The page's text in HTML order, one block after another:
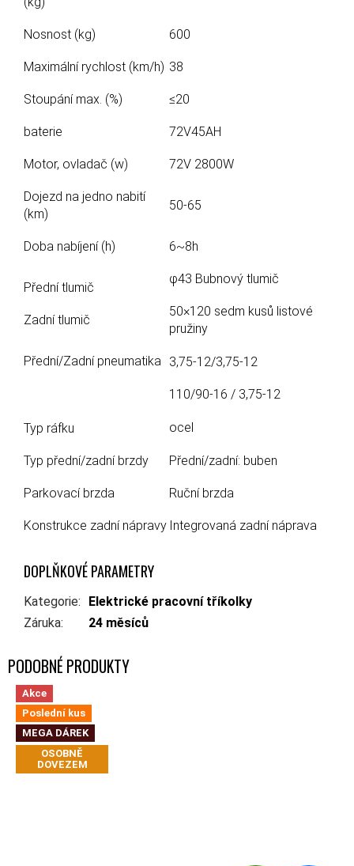
Nosnost (kg) 600
Maximální rychlost (km/h) 38
Stoupání max. (%) ≤20
baterie 72V45AH
Motor, ovladač (w) 72V 2800W
Dojezd na jedno nabití
(km)
50-65
Doba nabíjení (h) 6~8h
Přední tlumič
Zadní tlumič
φ43 Bubnový tlumič
50×120 sedm kusů listové
pružiny
Přední/Zadní pneumatika
Typ ráfku
3,75-12/3,75-12
110/90-16 / 3,75-12
ocel
Typ přední/zadní brzdy
Parkovací brzda
Přední/zadní: buben
Ruční brzda
Konstrukce zadní nápravy Integrovaná zadní náprava
DOPLŇKOVÉ PARAMETRY
Kategorie:
Elektrické pracovní tříkolky
Záruka: 24 měsíců
Akce
Poslední kus
MEGA DÁREK
OSOBNĚ
DOVEZEM